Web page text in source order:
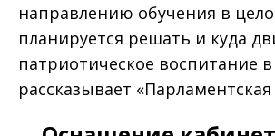
направлению обучения в
планируется решать и куда
патриотическое воспитание
рассказывает «Парламентская